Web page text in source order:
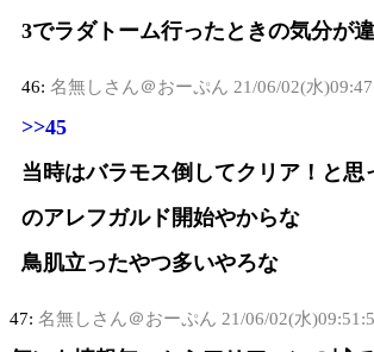
3でラダトーム行ったときの気分が
46: 名無しさん＠おーぷん 21/06/02(水
>>45
当時はバラモス倒してクリア！と思
のアレフガルド開始やからな
鳥肌立ったやつ多いやろな
47: 名無しさん＠おーぷん 21/06/02(水